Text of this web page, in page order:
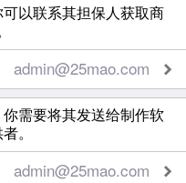
以联系其担保人获取商
admin@25mao.com
需要将其发送给制作软
。
admin@25mao.com